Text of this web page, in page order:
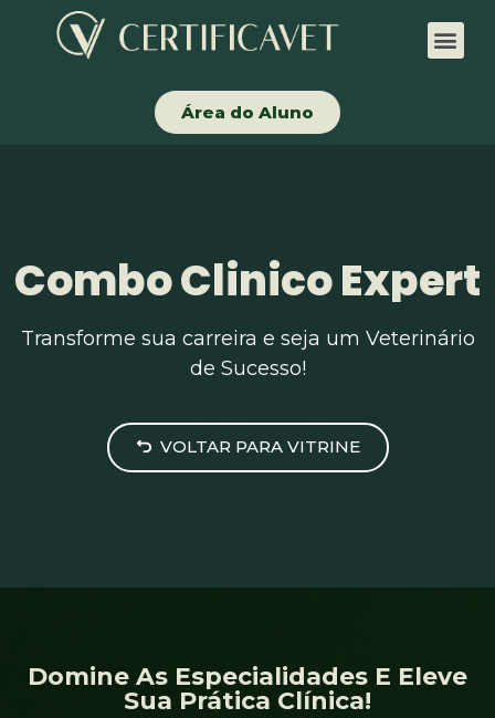
Área do Aluno
Combo Clinico Expert
Transforme sua carreira e seja um Veterinário
de Sucesso!
VOLTAR PARA VITRINE
Domine As Especialidades E Eleve
Sua Prática Clínica!